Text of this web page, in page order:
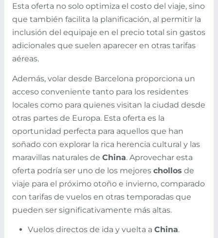
Esta oferta no solo optimiza el costo del viaje, sino
que también facilita la planificación, al permitir la
inclusión del equipaje en el precio total sin gastos
adicionales que suelen aparecer en otras tarifas
aéreas.
Además, volar desde Barcelona proporciona un
acceso conveniente tanto para los residentes
locales como para quienes visitan la ciudad desde
otras partes de Europa. Esta oferta es la
oportunidad perfecta para aquellos que han
soñado con explorar la rica herencia cultural y las
maravillas naturales de China. Aprovechar esta
oferta podría ser uno de los mejores chollos de
viaje para el próximo otoño e invierno, comparado
con tarifas de vuelos en otras temporadas que
pueden ser significativamente más altas.
Vuelos directos de ida y vuelta a China.